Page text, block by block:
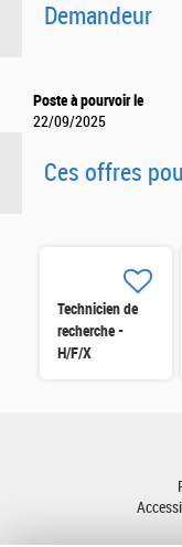
Demandeur
Poste à pourvoir le
22/09/2025
Ces offres
Technicien de
recherche -
H/F/X